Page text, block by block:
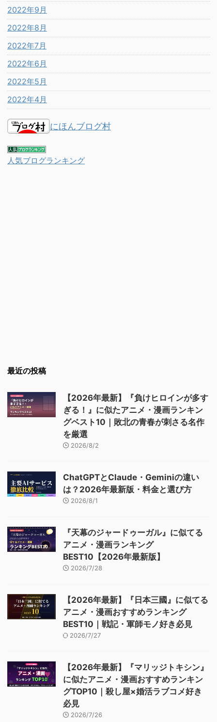
2022年9月
2022年8月
2022年7月
2022年6月
2022年5月
2022年4月
にほんブログ村
人気ブログランキング
最近の投稿
【2026年最新】『負けヒロインが多す
ぎる！』に似たアニメ・漫画ランキン
グベスト10｜敗北の青春が刺さる名作
を厳選
2026/8/2
ChatGPTとClaude・Geminiの違い
は？2026年最新版・料金と選び方
2026/8/1
『天幕のジャードゥーガル』に似てる
アニメ・漫画ランキング
BEST10【2026年最新版】
2026/7/28
【2026年最新】『日本三國』に似てる
アニメ・漫画おすすめランキング
BEST10｜戦記・軍師モノ好き必見
2026/7/27
【2026年最新】『マリッジトキシン』
に似たアニメ・漫画おすすめランキン
グTOP10｜殺し屋×婚活ラブコメ好き
必見
2026/7/26